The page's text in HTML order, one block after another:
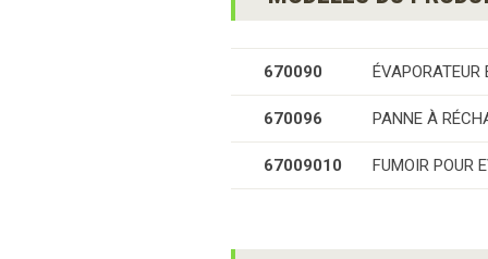
670090
670096 PANNE À
67009010 FUMOIR POUR